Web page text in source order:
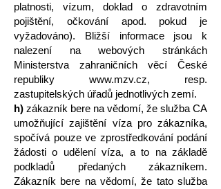
platnosti, vízum, doklad o zdravotním
pojištění, očkování apod. pokud je
vyžadováno). Bližší informace jsou k
nalezení na webových stránkách
Ministerstva zahraničních věcí České
republiky www.mzv.cz, resp.
zastupitelských úřadů jednotlivých zemí.
h) zákazník bere na vědomí, že služba CA
umožňující zajištění víza pro zákazníka,
spočívá pouze ve zprostředkování podání
žádosti o udělení víza, a to na základě
podkladů předaných zákazníkem.
Zákazník bere na vědomí, že tato služba